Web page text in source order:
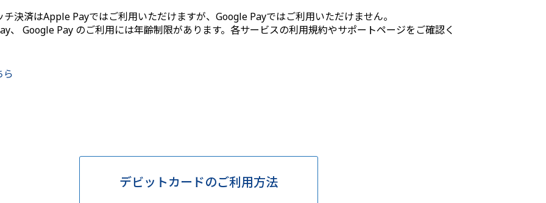
決済はApple Payではご利用いただけますが、Google Payではご利用いただけません。
、 Google Pay のご利用には年齢制限があります。各サービスの利用規約やサポートページをご確認く
ら
デビットカードのご利用方法